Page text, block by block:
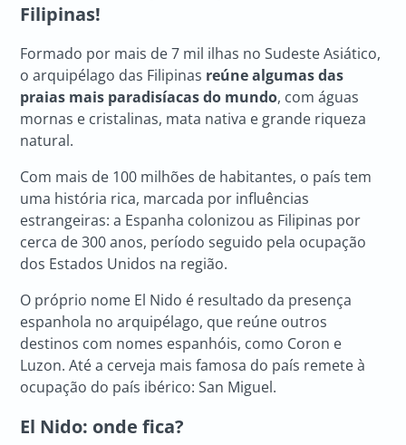
Filipinas!
Formado por mais de 7 mil ilhas no Sudeste Asiático,
o arquipélago das Filipinas reúne algumas das
praias mais paradisíacas do mundo, com águas
mornas e cristalinas, mata nativa e grande riqueza
natural.
Com mais de 100 milhões de habitantes, o país tem
uma história rica, marcada por influências
estrangeiras: a Espanha colonizou as Filipinas por
cerca de 300 anos, período seguido pela ocupação
dos Estados Unidos na região.
O próprio nome El Nido é resultado da presença
espanhola no arquipélago, que reúne outros
destinos com nomes espanhóis, como Coron e
Luzon. Até a cerveja mais famosa do país remete à
ocupação do país ibérico: San Miguel.
El Nido: onde fica?